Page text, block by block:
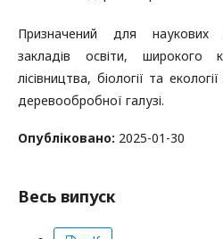
Призначений для наукових
закладів освіти, широкого
лісівництва, біології та
деревообробної галузі.
Опубліковано: 2025-01-30
Весь випуск